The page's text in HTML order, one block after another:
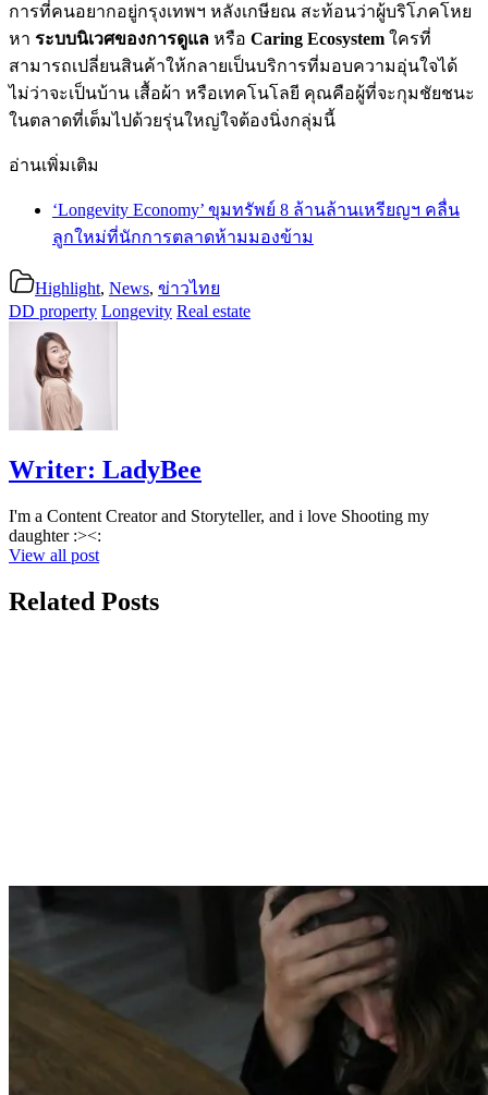
การที่คนอยากอยู่กรุงเทพฯ หลังเกษียณ สะท้อนว่าผู้บริโภคโหย
หา ระบบนิเวศของการดูแล หรือ Caring Ecosystem ใครที่
สามารถเปลี่ยนสินค้าให้กลายเป็นบริการที่มอบความอุ่นใจได้
ไม่ว่าจะเป็นบ้าน เสื้อผ้า หรือเทคโนโลยี คุณคือผู้ที่จะกุมชัยชนะ
ในตลาดที่เต็มไปด้วยรุ่นใหญ่ใจต้องนิ่งกลุ่มนี้
อ่านเพิ่มเติม
‘Longevity Economy’ ขุมทรัพย์ 8 ล้านล้านเหรียญฯ คลื่น
ลูกใหม่ที่นักการตลาดห้ามมองข้าม
Highlight, News, ข่าวไทย
DD property Longevity Real estate
Writer: LadyBee
I'm a Content Creator and Storyteller, and i love Shooting my
daughter :><:
View all post
Related Posts